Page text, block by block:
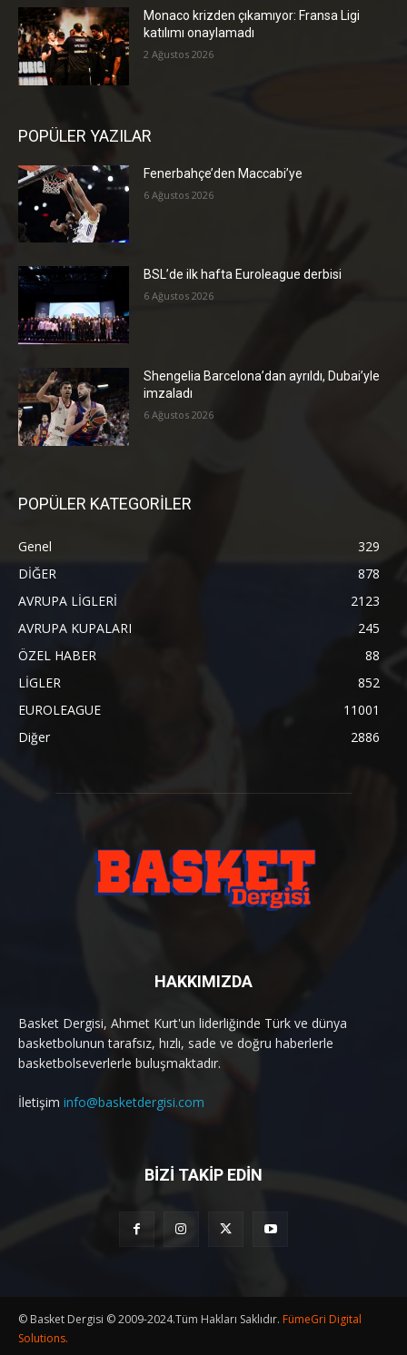
Monaco krizden çıkamıyor: Fransa Ligi
katılımı onaylamadı
2 Ağustos 2026
POPÜLER YAZILAR
Fenerbahçe’den Maccabi’ye
6 Ağustos 2026
BSL’de ilk hafta Euroleague derbisi
6 Ağustos 2026
Shengelia Barcelona’dan ayrıldı, Dubai’yle
imzaladı
6 Ağustos 2026
POPÜLER KATEGORİLER
Genel
329
DİĞER
878
AVRUPA LİGLERİ
2123
AVRUPA KUPALARI
245
ÖZEL HABER
88
LİGLER
852
EUROLEAGUE
11001
Diğer
2886
HAKKIMIZDA
Basket Dergisi, Ahmet Kurt'un liderliğinde Türk ve dünya
basketbolunun tarafsız, hızlı, sade ve doğru haberlerle
basketbolseverlerle buluşmaktadır.
İletişim info@basketdergisi.com
BİZİ TAKİP EDİN
© Basket Dergisi © 2009-2024.Tüm Hakları Saklıdır. FümeGri Digital
Solutions.